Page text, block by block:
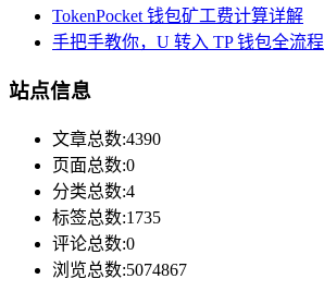
TokenPocket 钱包矿工费计算详解
手把手教你，U 转入 TP 钱包全流程
站点信息
文章总数:4390
页面总数:0
分类总数:4
标签总数:1735
评论总数:0
浏览总数:5074867